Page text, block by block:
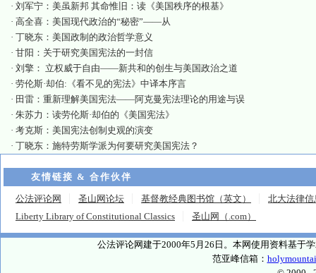
· 刘军宁：美虽新邦 其命惟旧：读《美国秩序的根基》
· 高全喜：美国现代政治的“秘密”——从
· 丁晓东：美国政制的政治哲学意义
· 甘阳：关于研究美国宪法的一封信
· 刘擎： 立权威于自由——新共和的创生与美国政治之道
· 劳伦斯·却伯:《看不见的宪法》中译本序言
· 田雷：重新理解美国宪法——阿克曼宪法理论的用途与误
· 朱苏力：读劳伦斯·却伯的《美国宪法》
· 考克斯：美国宪法创制史观的演变
· 丁晓东：施特劳斯学派为何要研究美国宪法？
友情链接 & 合作伙伴
公法评论网 圣山网论坛 基督教经典图书馆（英文）
北大法律信
Liberty Library of Constitutional Classics
圣山网（.com）
公法评论网建于2000年5月26日。本网使用资料基于
范亚峰信箱：